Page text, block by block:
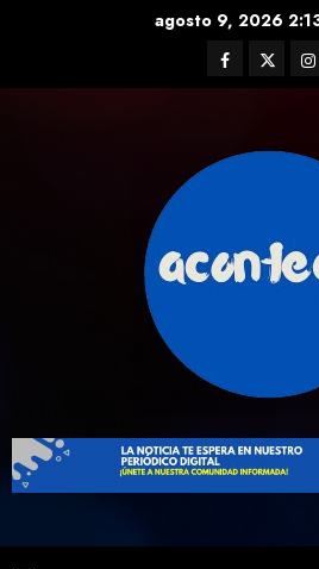
agosto 9, 2026
Facebook
Twitter